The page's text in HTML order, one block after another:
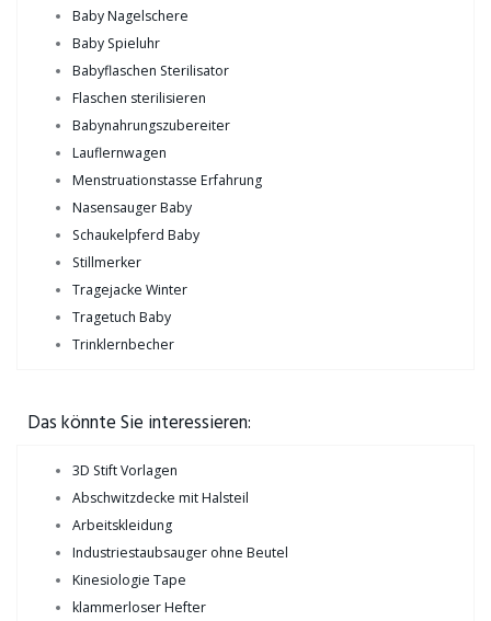
Baby Nagelschere
Baby Spieluhr
Babyflaschen Sterilisator
Flaschen sterilisieren
Babynahrungszubereiter
Lauflernwagen
Menstruationstasse Erfahrung
Nasensauger Baby
Schaukelpferd Baby
Stillmerker
Tragejacke Winter
Tragetuch Baby
Trinklernbecher
Das könnte Sie interessieren:
3D Stift Vorlagen
Abschwitzdecke mit Halsteil
Arbeitskleidung
Industriestaubsauger ohne Beutel
Kinesiologie Tape
klammerloser Hefter